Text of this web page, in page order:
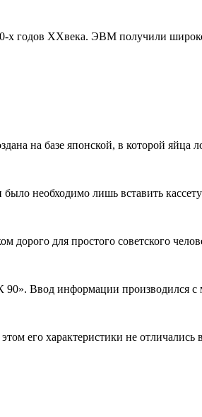
х годов XXвека. ЭВМ получили
на базе японской, в которой
необходимо лишь вставить
для простого советского
90». Ввод информации производился
его характеристики не